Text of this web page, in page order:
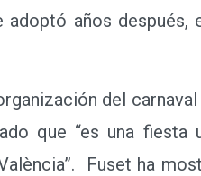
años
del
que “es una fiesta
Fuset ha